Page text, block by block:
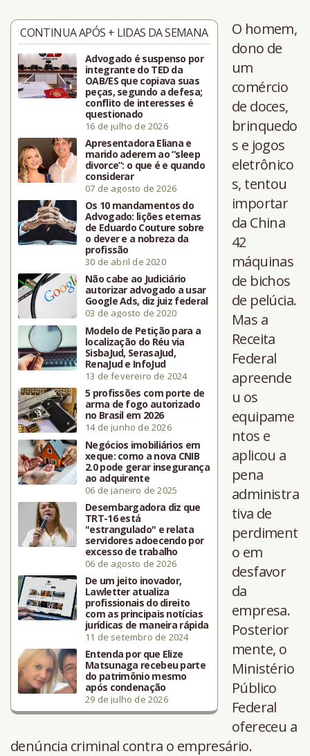
CONTINUA APÓS + LIDAS DA SEMANA
Advogado é suspenso por
integrante do TED da
OAB/ES que copiava suas
peças, segundo a defesa;
conflito de interesses é
questionado
16 de julho de 2026
Apresentadora Eliana e
marido aderem ao “sleep
divorce”: o que é e quando
considerar
07 de agosto de 2026
Os 10 mandamentos do
Advogado: lições eternas
de Eduardo Couture sobre
o dever e a nobreza da
profissão
30 de abril de 2020
Não cabe ao Judiciário
autorizar advogado a usar
Google Ads, diz juiz federal
03 de agosto de 2020
Modelo de Petição para a
localização do Réu via
SisbaJud, SerasaJud,
RenaJud e InfoJud
13 de fevereiro de 2024
5 profissões com porte de
arma de fogo autorizado
no Brasil em 2026
14 de junho de 2026
Negócios imobiliários em
xeque: como a nova CNIB
2.0 pode gerar insegurança
ao adquirente
06 de janeiro de 2025
Desembargadora diz que
TRT-16 está
"estrangulado" e relata
servidores adoecendo por
excesso de trabalho
06 de agosto de 2026
De um jeito inovador,
Lawletter atualiza
profissionais do direito
com as principais notícias
jurídicas de maneira rápida
11 de setembro de 2024
Entenda por que Elize
Matsunaga recebeu parte
do patrimônio mesmo
após condenação
29 de julho de 2026
O homem,
dono de
um
comércio
de doces,
brinquedo
s e jogos
eletrônico
s, tentou
importar
da China
42
máquinas
de bichos
de pelúcia.
Mas a
Receita
Federal
apreende
u os
equipame
ntos e
aplicou a
pena
administra
tiva de
perdiment
o em
desfavor
da
empresa.
Posterior
mente, o
Ministério
Público
Federal
ofereceu a
denúncia criminal contra o empresário.